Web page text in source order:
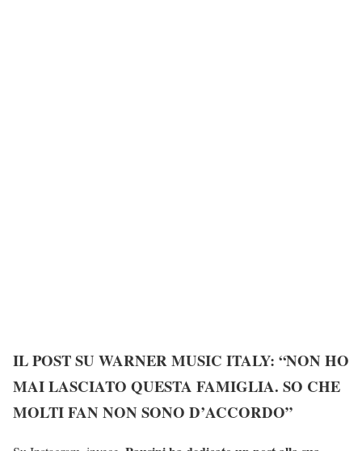
IL POST SU WARNER MUSIC ITALY: “NON HO
MAI LASCIATO QUESTA FAMIGLIA. SO CHE
MOLTI FAN NON SONO D’ACCORDO”